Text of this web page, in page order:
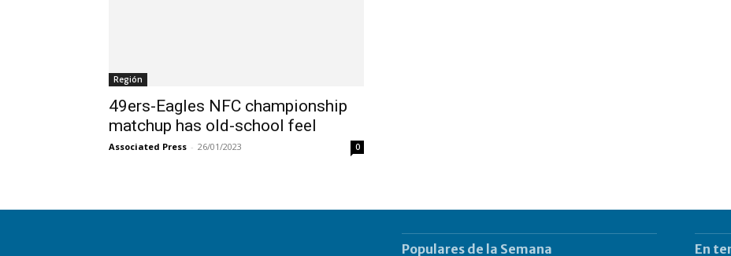
Región
49ers-Eagles NFC championship
matchup has old-school feel
Associated Press - 26/01/2023 0
Populares de la Semana En